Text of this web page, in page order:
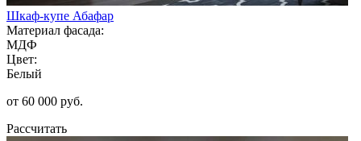
Шкаф-купе Абафар
Материал фасада:
МДФ
Цвет:
Белый
от 60 000 руб.
Рассчитать